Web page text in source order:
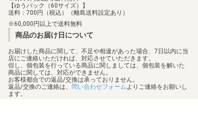
【ゆうパック（60サイズ）】
送料：700円（税込）（離島送料設定あり）
60,000円以上で送料無料
商品のお届け日について
お届けした商品に関して、不足や相違があった場合、7日以内に当
店にご連絡いただければ、対応させていただきます。
但し、個包装を行っている商品に関しましては、個包装を解いた
商品に関しては、対応ができません。
お客様都合での返品/交換は承っておりません。
返品/交換のご連絡は、 問い合わせフォームよりご連絡をお願いし
ます。